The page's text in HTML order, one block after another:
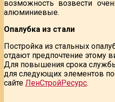
возможность возвести
алюминиевые.
Опалубка из стали
Постройка из стальных
отдают предпочтение этому
Для повышения срока
для следующих элементов
сайте ЛенСтройРесурс.